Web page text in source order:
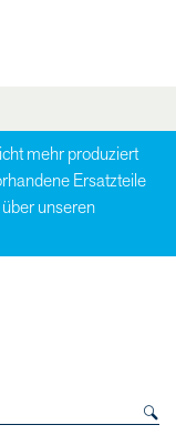
mehr produziert
Ersatzteile
unseren